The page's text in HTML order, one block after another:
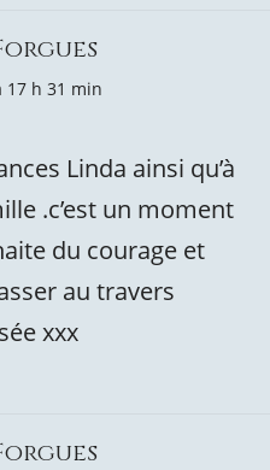
17 h 31 min
Linda ainsi qu’à
.c’est un moment
du courage et
au travers
xxx